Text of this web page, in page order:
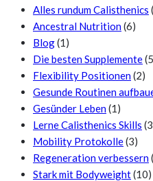
Alles rundum Calisthenics
Ancestral Nutrition(6)
Blog(1)
Die besten Supplemente
Flexibility Positionen(2)
Gesunde Routinen
Gesünder Leben(1)
Lerne Calisthenics Skills
Mobility Protokolle(3)
Regeneration verbessern
Stark mit Bodyweight(10)